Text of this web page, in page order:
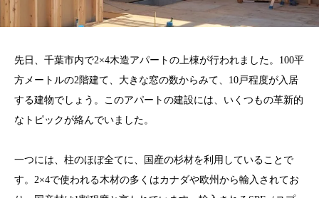
先日、千葉市内で2×4木造アパートの上棟が行われました。100平
方メートルの2階建て、大きな窓の数からみて、10戸程度が入居
する建物でしょう。このアパートの建設には、いくつもの革新的
なトピックが絡んでいました。
一つには、柱のほぼ全てに、国産の杉材を利用していることで
す。2×4で使われる木材の多くはカナダや欧州から輸入されてお